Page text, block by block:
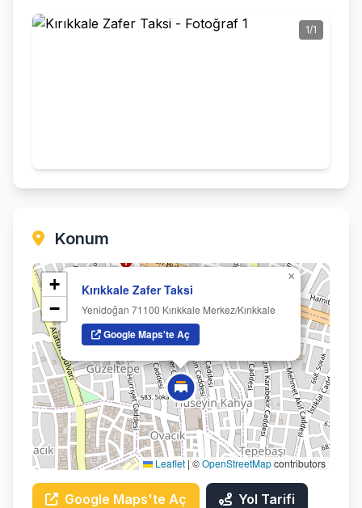
1/1
Konum
Kırıkkale Zafer Taksi
Yenidoğan 71100 Kırıkkale Merkez/Kırıkkale
Google Maps'te Aç
×
+
−
Leaflet | ©OpenStreetMapcontributors
Google Maps'te Aç Yol Tarifi